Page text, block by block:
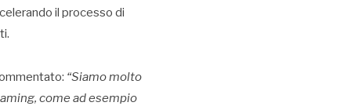
il processo di
“Siamo molto
come ad esempio